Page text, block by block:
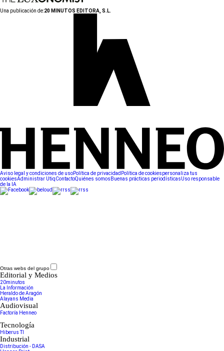
Una publicación de:20 MINUTOS EDITORA, S.L.
Aviso legal y condiciones de usoPolítica de privacidad Política de cookiespersonaliza tus
cookiesAdministrar UtiqContactoQuiénes somos Buenas prácticas periodísticasUso responsable
de la IA
Otras webs del grupo
Editorial y Medios
20minutos
La Información
Heraldo de Aragón
Alayans Media
Audiovisual
Factoría Henneo
Tecnología
Hiberus TI
Industrial
Distribución - DASA